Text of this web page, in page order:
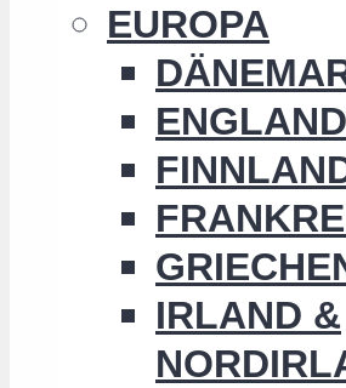
EUROPA
ENGLAND
IRLAND &